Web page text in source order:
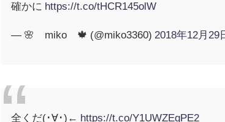
確かに https://t.co/tHCR145olW
— 🌸ØmikoØ🍁 (@miko3360) 2018年12月29
全くだ(･∀･)← https://t.co/Y1UWZEgPE2